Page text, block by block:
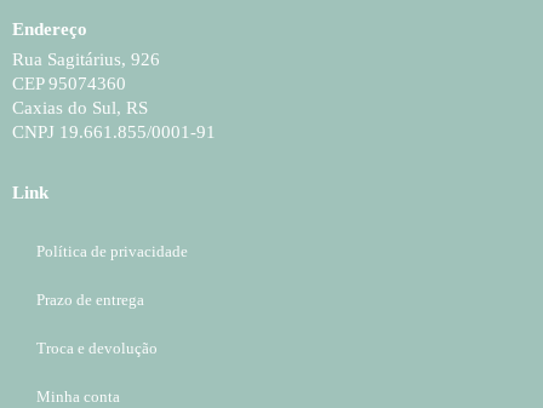
Endereço
Rua Sagitárius, 926
CEP 95074360
Caxias do Sul, RS
CNPJ 19.661.855/0001-91
Link
Política de privacidade
Prazo de entrega
Troca e devolução
Minha conta